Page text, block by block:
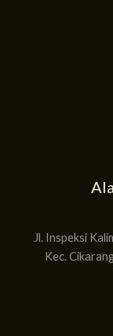
Jl. Inspeksi
Kec.